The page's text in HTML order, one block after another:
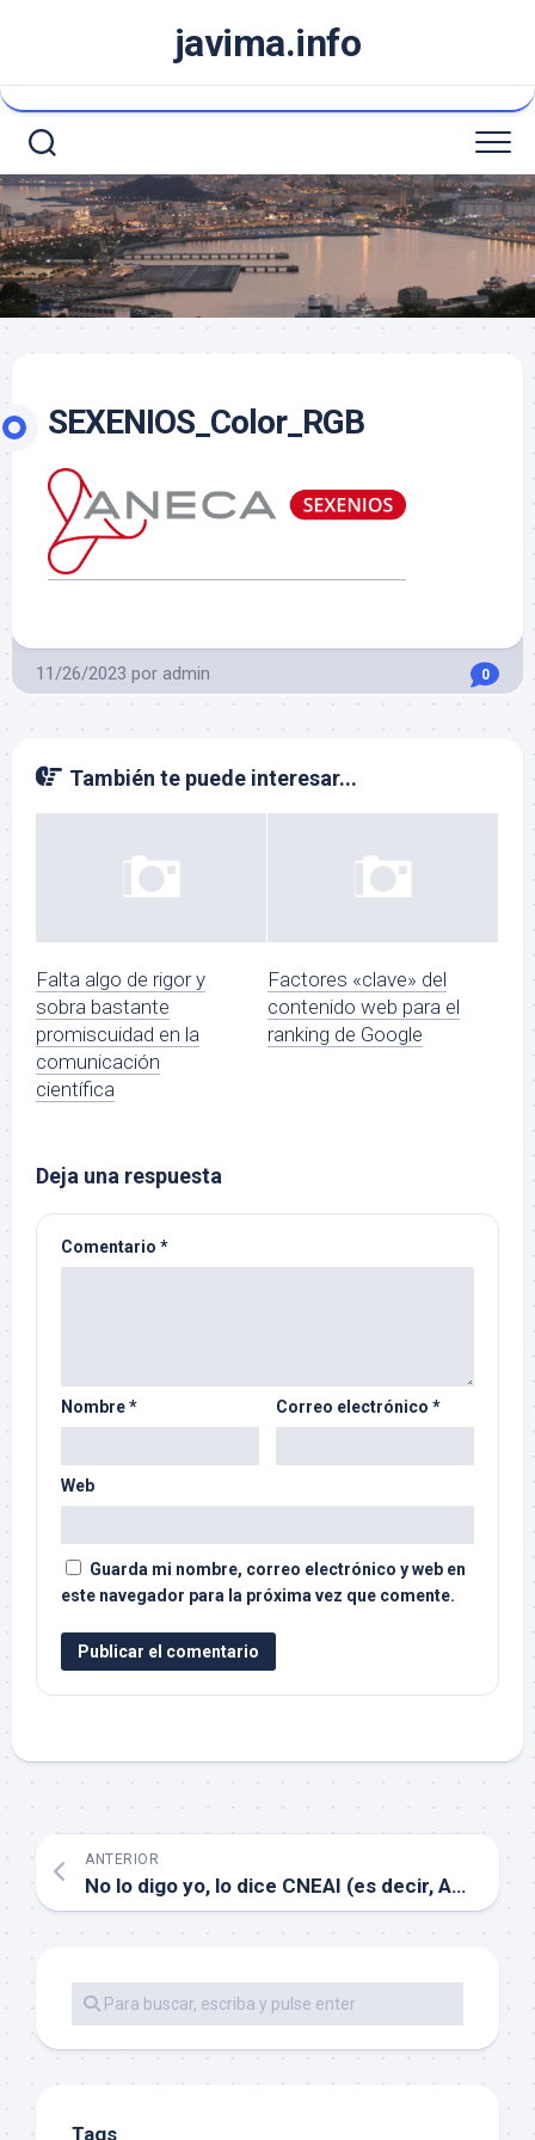
javima.info
SEXENIOS_Color_RGB
11/26/2023 por admin 0
También te puede interesar...
Falta algo de rigor y
sobra bastante
promiscuidad en la
comunicación
científica
Factores «clave» del
contenido web para el
ranking de Google
Deja una respuesta
Comentario *
Nombre* Correo electrónico *
Web
Guarda mi nombre, correo electrónico y web en
este navegador para la próxima vez que comente.
ANTERIOR
No lo digo yo, lo dice CNEAI (es decir, ANECA)
Tags